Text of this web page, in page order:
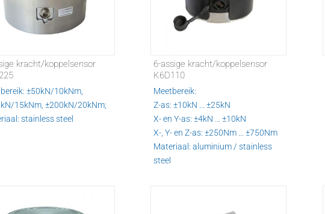
kracht/koppelsensor
±50kN/10kNm,
15kNm, ±200kN/20kNm;
stainless steel
6-assige kracht/koppelsensor
K6D110
Meetbereik:
Z-as: ±10kN ... ±25kN
X- en Y-as: ±4kN ... ±10kN
X-, Y- en Z-as: ±250Nm ... ±750Nm
Materiaal: aluminium / stainless
steel